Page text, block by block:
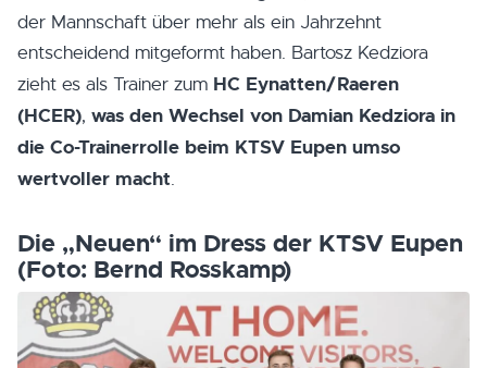
der Mannschaft über mehr als ein Jahrzehnt
entscheidend mitgeformt haben. Bartosz Kedziora
zieht es als Trainer zum HC Eynatten/Raeren
(HCER), was den Wechsel von Damian Kedziora in
die Co-Trainerrolle beim KTSV Eupen umso
wertvoller macht.
Die „Neuen“ im Dress der KTSV Eupen
(Foto: Bernd Rosskamp)